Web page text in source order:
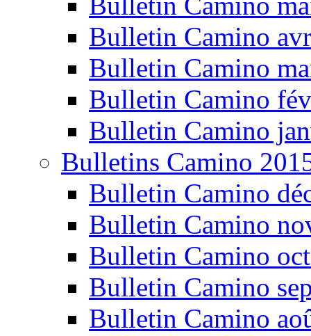
Bulletin Camino
Bulletin Camino
Bulletin Camino
Bulletin Camino
Bulletins Camino
Bulletin Camino
Bulletin Camino
Bulletin Camino
Bulletin Camino
Bulletin Camino